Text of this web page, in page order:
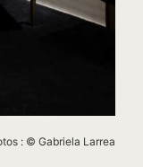
: © Gabriela Larrea